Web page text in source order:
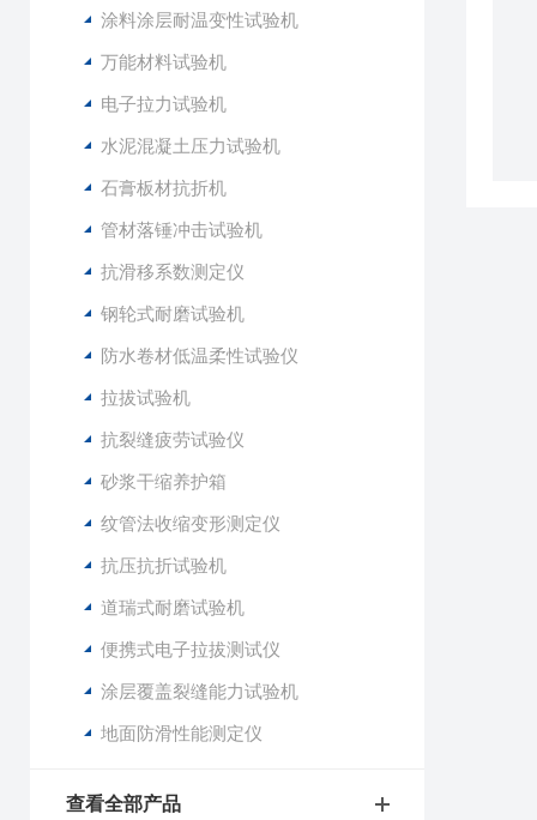
涂料涂层耐温变性试验机
万能材料试验机
电子拉力试验机
水泥混凝土压力试验机
石膏板材抗折机
管材落锤冲击试验机
抗滑移系数测定仪
钢轮式耐磨试验机
防水卷材低温柔性试验仪
拉拔试验机
抗裂缝疲劳试验仪
砂浆干缩养护箱
纹管法收缩变形测定仪
抗压抗折试验机
道瑞式耐磨试验机
便携式电子拉拔测试仪
涂层覆盖裂缝能力试验机
地面防滑性能测定仪
查看全部产品